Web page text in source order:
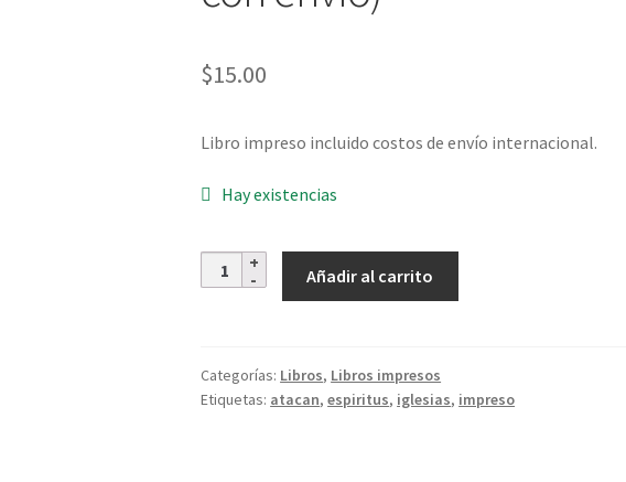
$15.00
Libro impreso incluido costos de envío internacional.
Hay existencias
Cantidad
Añadir al carrito
Categorías: Libros, Libros impresos
Etiquetas: atacan,espiritus, iglesias, impreso